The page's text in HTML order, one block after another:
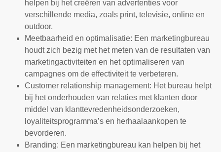
helpen bij het creëren van advertenties voor
verschillende media, zoals print, televisie, online en
outdoor.
Meetbaarheid en optimalisatie: Een marketingbureau
houdt zich bezig met het meten van de resultaten van
marketingactiviteiten en het optimaliseren van
campagnes om de effectiviteit te verbeteren.
Customer relationship management: Het bureau helpt
bij het onderhouden van relaties met klanten door
middel van klanttevredenheidsonderzoeken,
loyaliteitsprogramma’s en herhaalaankopen te
bevorderen.
Branding: Een marketingbureau kan helpen bij het